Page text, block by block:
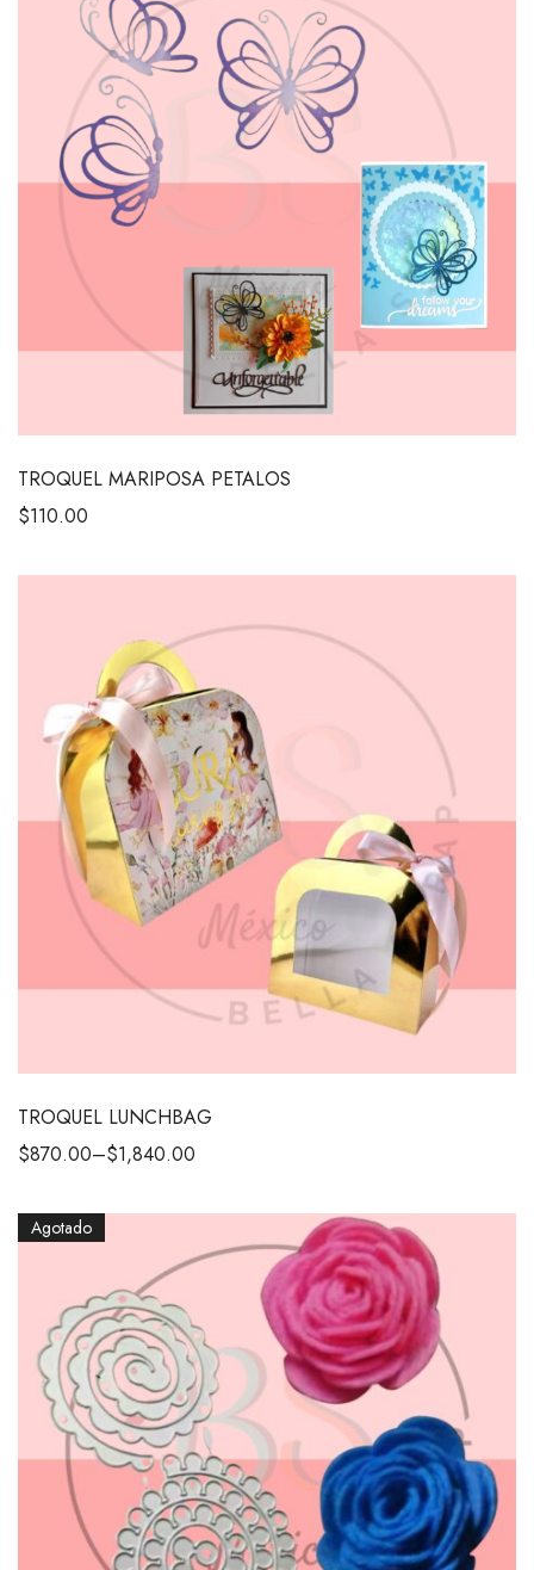
TROQUEL MARIPOSA PETALOS
$110.00
TROQUEL LUNCHBAG
$870.00–$1,840.00
Agotado